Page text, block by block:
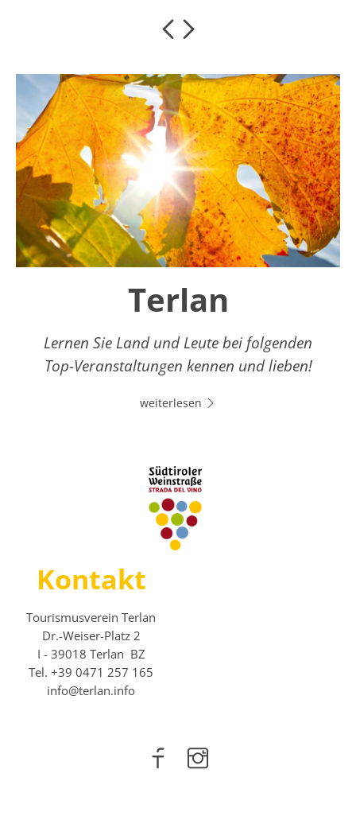
Terlan
Lernen Sie Land und Leute bei folgenden
Top-Veranstaltungen kennen und lieben!
weiterlesen
Kontakt
Tourismusverein Terlan
Dr.-Weiser-Platz 2
I - 39018 Terlan BZ
Tel. +39 0471 257 165
info@terlan.info